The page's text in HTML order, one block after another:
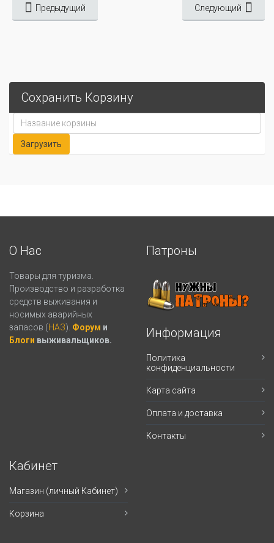
Предыдущий Следующий
Сохранить Корзину
О Нас
Товары для туризма.
Производство и разработка
средств выживания и
носимых аварийных
запасов (НАЗ). Форум и
Блоги выживальщиков.
Патроны
Информация
Политика
конфиденциальности
Карта сайта
Оплата и доставка
Контакты
Кабинет
Магазин (личный Кабинет)
Корзина